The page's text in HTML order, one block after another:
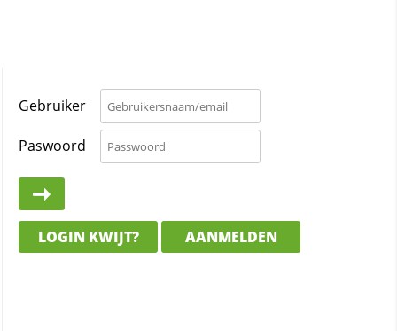
Gebruiker
Paswoord
LOGIN KWIJT? AANMELDEN